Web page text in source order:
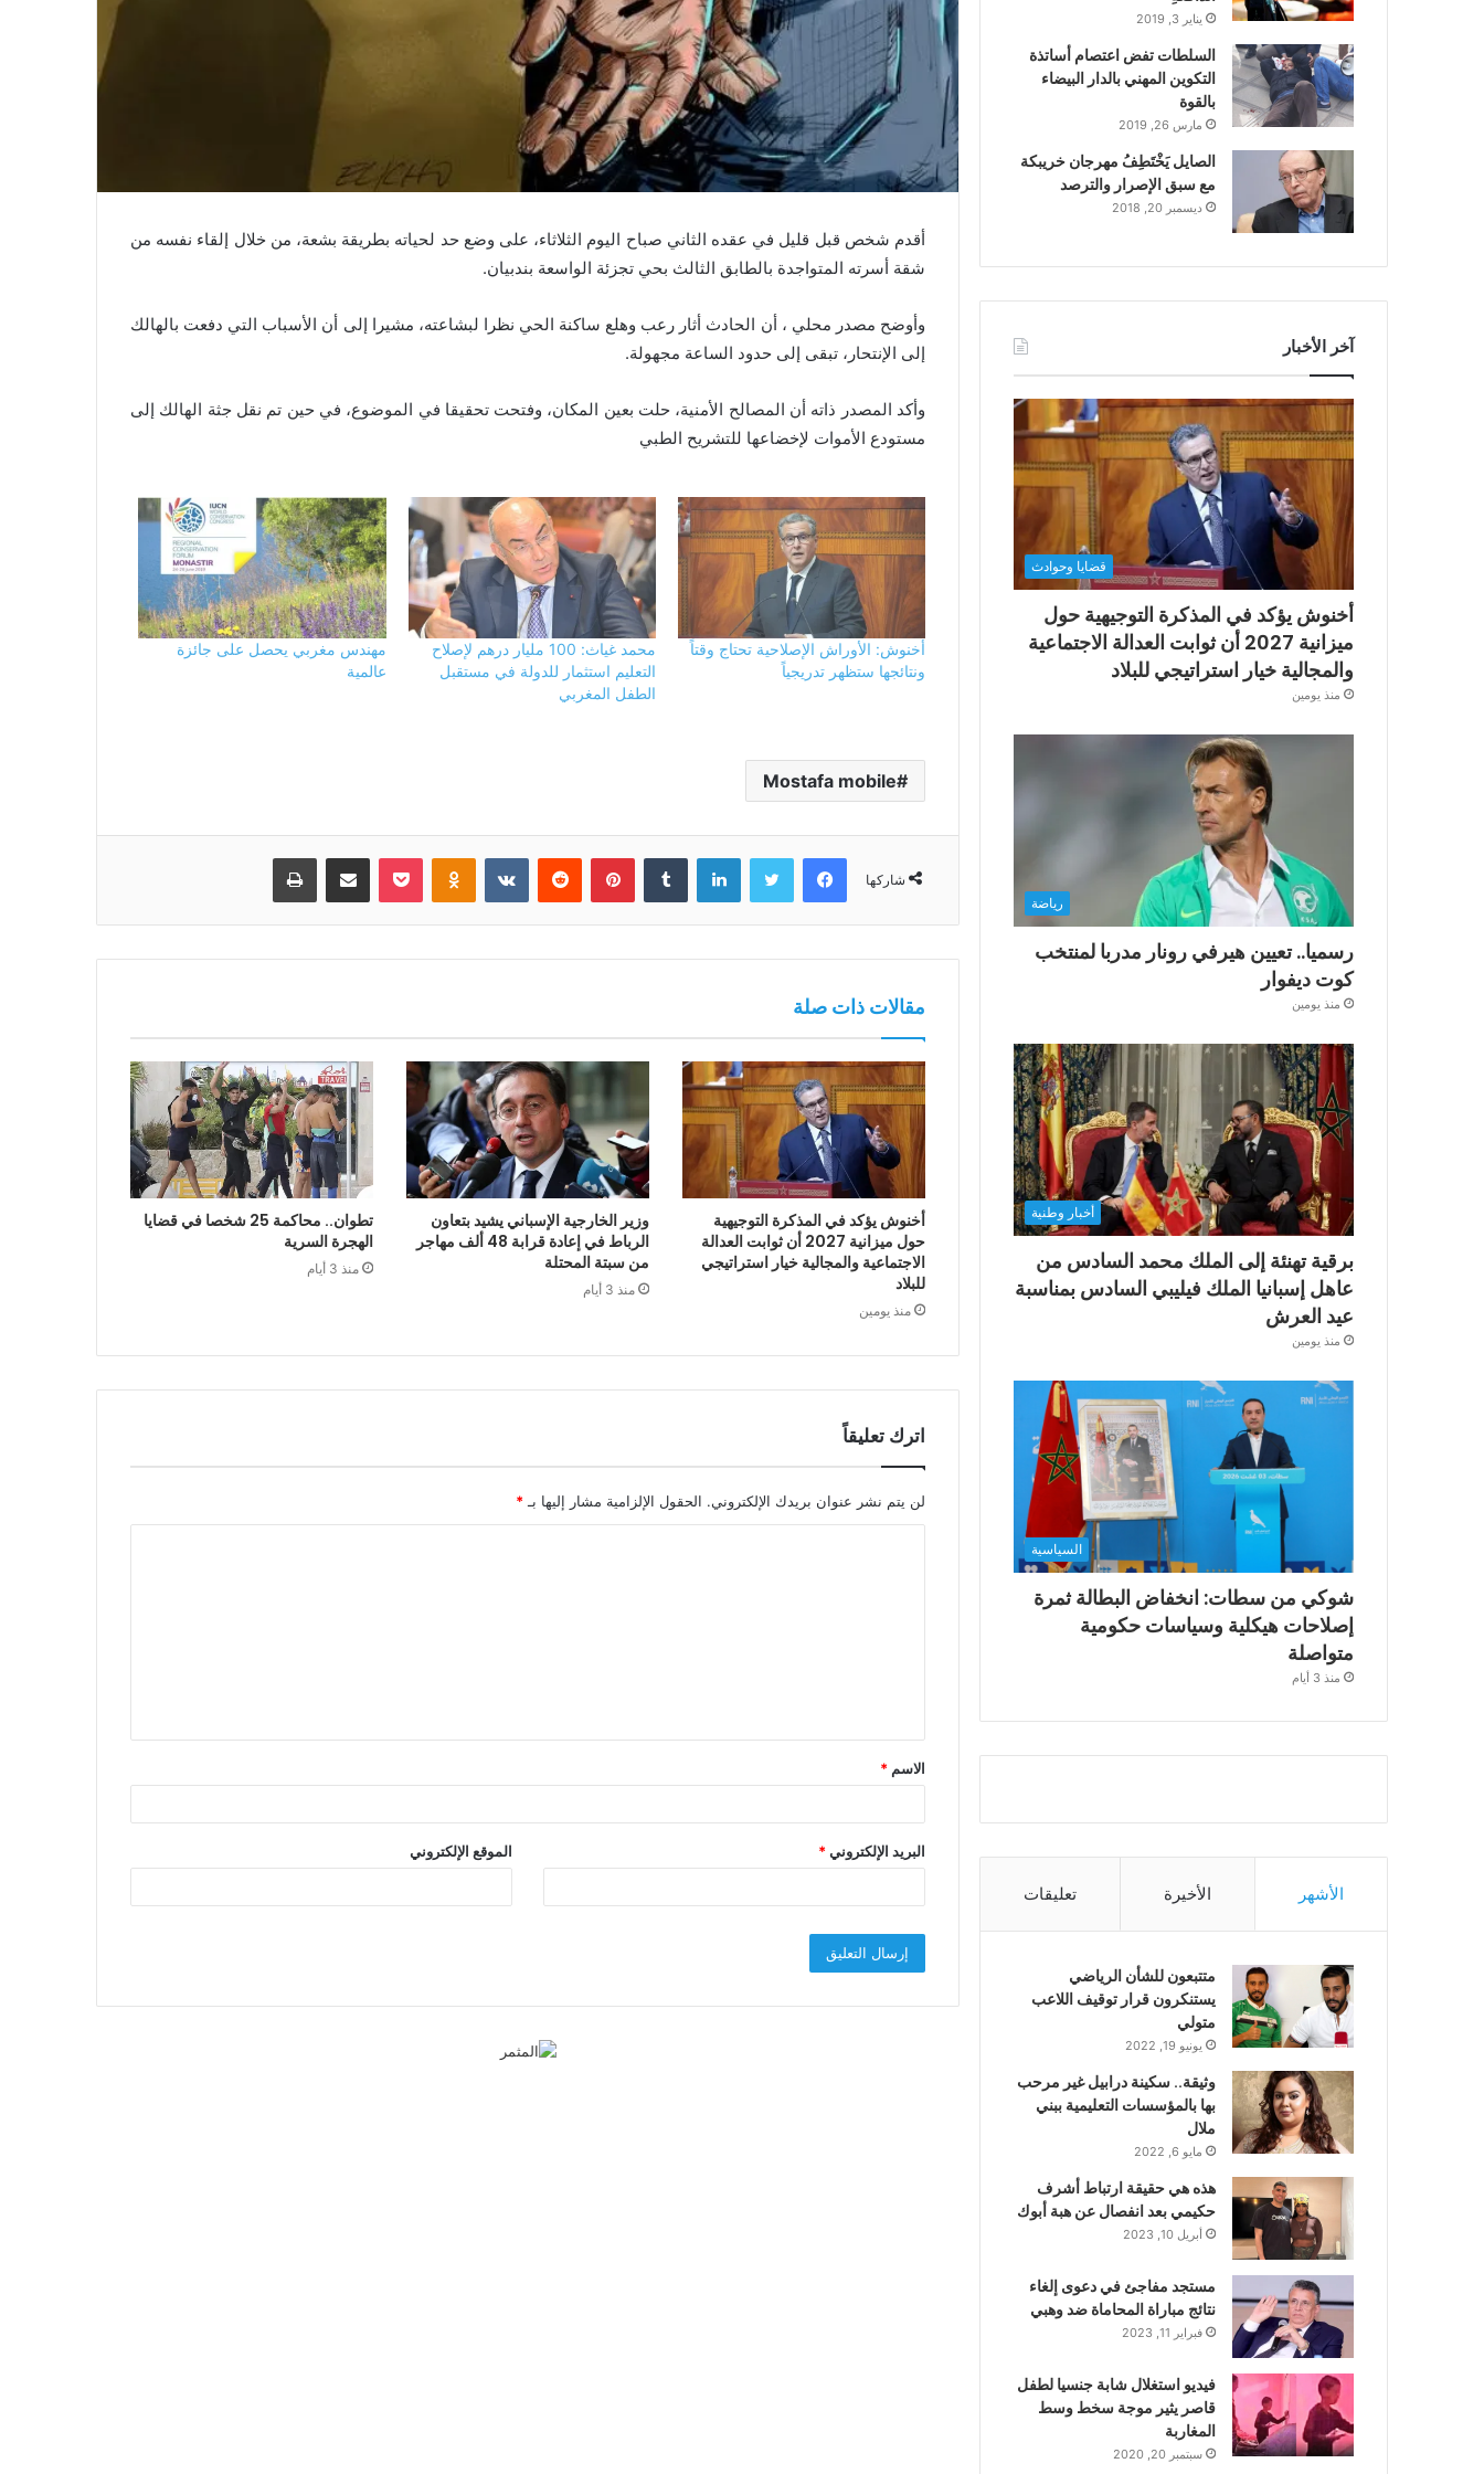
أقدم شخص قبل قليل في عقده الثاني صباح اليوم الثلاثاء، على وضع حد لحياته بطريقة بشعة، من خلال إلقاء نفسه من
شقة أسرته المتواجدة بالطابق الثالث بحي تجزئة الواسعة بندبيان.
وأوضح مصدر محلي ، أن الحادث أثار رعب وهلع ساكنة الحي نظرا لبشاعته، مشيرا إلى أن الأسباب التي دفعت بالهالك
إلى الإنتحار، تبقى إلى حدود الساعة مجهولة.
وأكد المصدر ذاته أن المصالح الأمنية، حلت بعين المكان، وفتحت تحقيقا في الموضوع، في حين تم نقل جثة الهالك إلى
مستودع الأموات لإخضاعها للتشريح الطبي
أخنوش: الأوراش الإصلاحية تحتاج وقتاً
ونتائجها ستظهر تدريجياً
محمد غياث: 100 مليار درهم لإصلاح
التعليم استثمار للدولة في مستقبل
الطفل المغربي
مهندس مغربي يحصل على جائزة
عالمية
Mostafa mobile
شاركها
فيسبوك تويتر لينكدإن بينتيريست Odnoklassniki
بوكيت مشاركة عبر البريد طباعة
مقالات ذات صلة
أخنوش يؤكد في المذكرة التوجيهية
حول ميزانية 2027 أن ثوابت العدالة
الاجتماعية والمجالية خيار استراتيجي
للبلاد
منذ يومين
وزير الخارجية الإسباني يشيد بتعاون
الرباط في إعادة قرابة 48 ألف مهاجر
من سبتة المحتلة
منذ 3 أيام
تطوان.. محاكمة 25 شخصا في قضايا
الهجرة السرية
منذ 3 أيام
اترك تعليقاً
لن يتم نشر عنوان بريدك الإلكتروني. الحقول الإلزامية مشار إليها بـ *
ق
*
الاسم *
البريد الإلكتروني* الموقع الإلكتروني
يناير 3, 2019
السلطات تفض اعتصام أساتذة
التكوين المهني بالدار البيضاء
بالقوة
مارس 26, 2019
الصايل يَخْتَطِفُ مهرجان خريبكة
مع سبق الإصرار والترصد
ديسمبر 20, 2018
آخر الأخبار
قضايا وحوادث
أخنوش يؤكد في المذكرة التوجيهية حول
ميزانية 2027 أن ثوابت العدالة الاجتماعية
والمجالية خيار استراتيجي للبلاد
منذ يومين
رياضة
رسميا.. تعيين هيرفي رونار مدربا لمنتخب
كوت ديفوار
منذ يومين
أخبار وطنية
برقية تهنئة إلى الملك محمد السادس من
عاهل إسبانيا الملك فيليبي السادس بمناسبة
عيد العرش
منذ يومين
السياسية
شوكي من سطات: انخفاض البطالة ثمرة
إصلاحات هيكلية وسياسات حكومية
متواصلة
منذ 3 أيام
الأشهر الأخيرة تعليقات
متتبعون للشأن الرياضي
يستنكرون قرار توقيف اللاعب
متولي
يونيو 19, 2022
وثيقة.. سكينة درابيل غير مرحب
بها بالمؤسسات التعليمية ببني
ملال
مايو 6, 2022
هذه هي حقيقة ارتباط أشرف
حكيمي بعد انفصال عن هبة أبوك
أبريل 10, 2023
مستجد مفاجئ في دعوى إلغاء
نتائج مباراة المحاماة ضد وهبي
فبراير 11, 2023
فيديو استغلال شابة جنسيا لطفل
قاصر يثير موجة سخط وسط
المغاربة
سبتمبر 20, 2020